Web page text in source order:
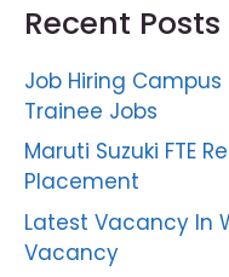
Recent Posts
Job Hiring
Trainee Jobs
Maruti Suzuki FTE
Placement
Latest Vacancy In
Vacancy